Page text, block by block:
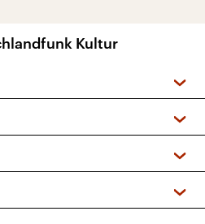
Kultur
+ DAB+)